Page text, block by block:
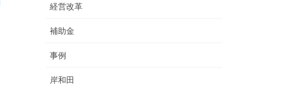
経営改革
補助金
事例
岸和田